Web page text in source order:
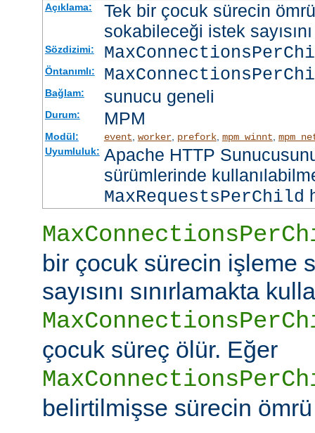
Açıklama:
Tek bir çocuk sürecin
sokabileceği istek
Sözdizimi:
Öntanımlı:
Bağlam: sunucu geneli
Durum: MPM
Modül: event worker, prefork, mpm_winnt
Uyumluluk: Apache HTTP
sürümlerinde
MaxRequestsPerChild
bir çocuk sürecin işleme
sayısını sınırlamakta
çocuk süreç ölür. Eğer
belirtilmişse sürecin